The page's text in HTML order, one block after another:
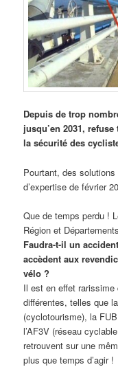
Depuis de trop
jusqu’en 2031,
la sécurité des
Pourtant, des
d’expertise de février
Que de temps perdu !
Région et
Faudra-t-il un
accèdent aux
vélo ?
Il est en effet
différentes, telles que
(cyclotourisme), la
l’AF3V (réseau
retrouvent sur une
plus que temps d’agir !